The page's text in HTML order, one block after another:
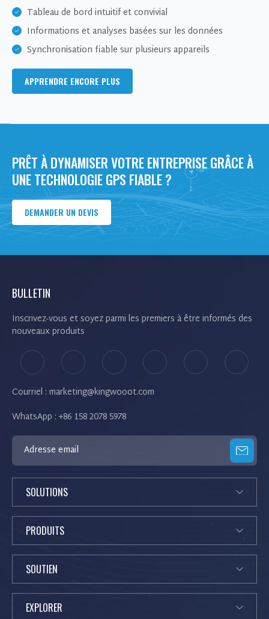
Tableau de bord intuitif et convivial
Informations et analyses basées sur les données
Synchronisation fiable sur plusieurs appareils
APPRENDRE ENCORE PLUS
PRÊT À DYNAMISER VOTRE ENTREPRISE GRÂCE À
UNE TECHNOLOGIE GPS FIABLE ?
DEMANDER UN DEVIS
SOLUTIONS
PRODUITS
SOUTIEN
EXPLORER
BULLETIN
Inscrivez-vous et soyez parmi les premiers à être informés des
nouveaux produits
Courriel : marketing@kingwooot.com
WhatsApp : +86 158 2078 5978